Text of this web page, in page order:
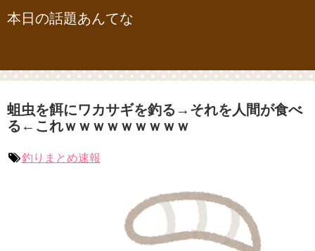
本日の話題あんてな
蛆虫を餌にワカサギを釣る→それを人間が食べ
る←これｗｗｗｗｗｗｗｗｗ
釣りまとめ速報